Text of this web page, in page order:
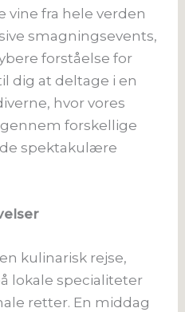
vine fra hele verden
smagningsevents,
forståelse for
dig at deltage i en
hvor vores
forskellige
spektakulære
kulinarisk rejse,
lokale specialiteter
retter. En middag